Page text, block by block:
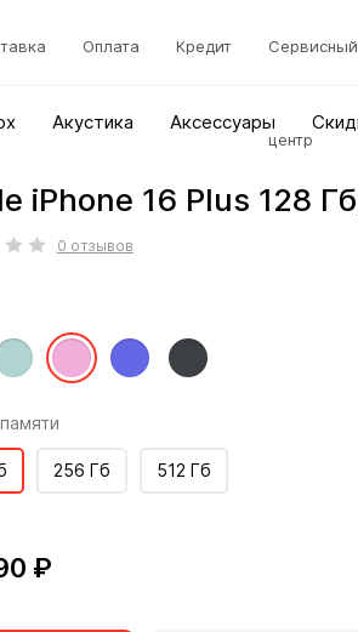
Оплата Кредит Сервисный
центр
Акустика Аксессуары
iPhone 16 Plus 128
0 отзывов
256 Гб 512 Гб
₽